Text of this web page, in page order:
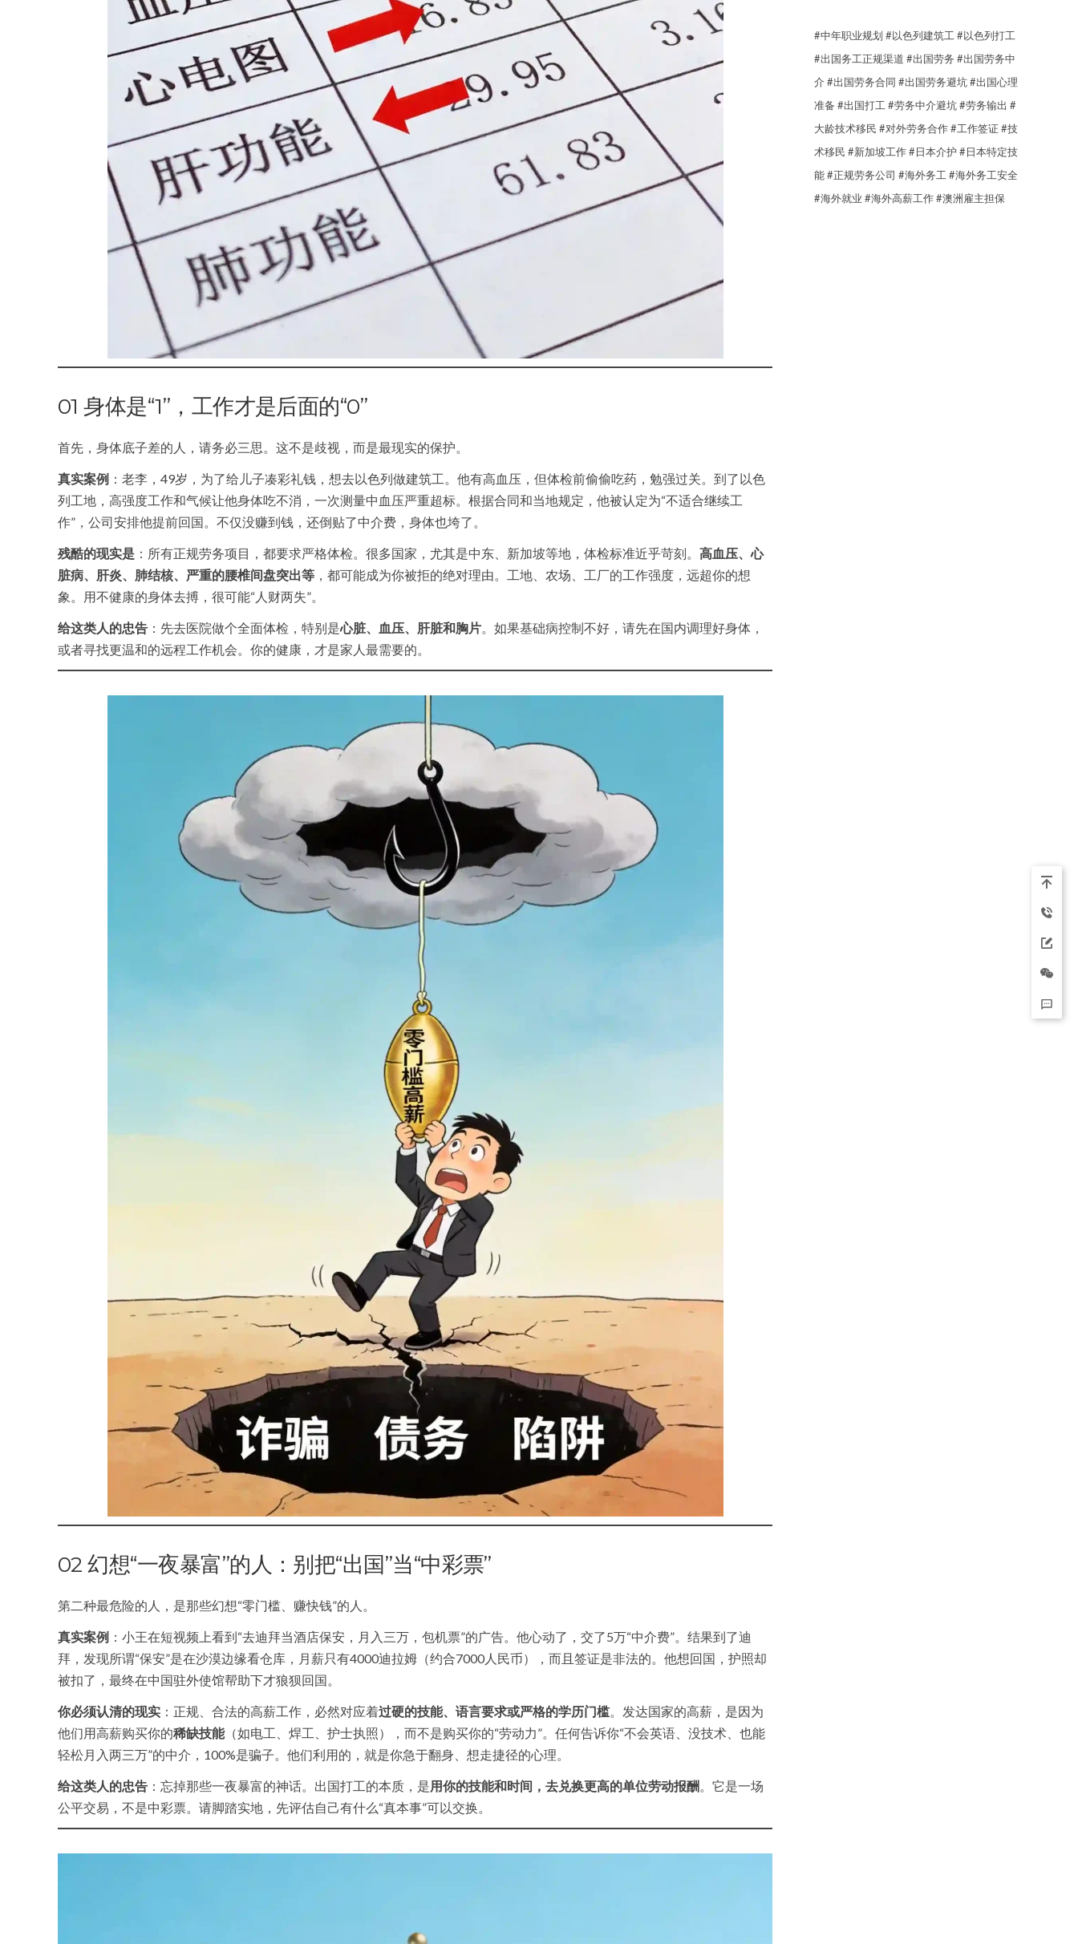
01 身体是“1”，工作才是后面的“0”
首先，身体底子差的人，请务必三思。这不是歧视，而是最现实的保护。
真实案例 ：老李，49岁，为了给儿子凑彩礼钱，想去以色列做建筑工。他有高血压，但体检前偷偷吃药，勉强过关。到了以色
列工地，高强度工作和气候让他身体吃不消，一次测量中血压严重超标。根据合同和当地规定，他被认定为“不适合继续工
作”，公司安排他提前回国。不仅没赚到钱，还倒贴了中介费，身体也垮了。
残酷的现实是 ：所有正规劳务项目，都要求严格体检。很多国家，尤其是中东、新加坡等地，体检标准近乎苛刻。 高血压、心
脏病、肝炎、肺结核、严重的腰椎间盘突出等 ，都可能成为你被拒的绝对理由。工地、农场、工厂的工作强度，远超你的想
象。用不健康的身体去搏，很可能“人财两失”。
给这类人的忠告 ：先去医院做个全面体检，特别是心脏、血压、肝脏和胸片。如果基础病控制不好，请先在国内调理好身体，
或者寻找更温和的远程工作机会。你的健康，才是家人最需要的。
02 幻想“一夜暴富”的人：别把“出国”当“中彩票”
第二种最危险的人，是那些幻想“零门槛、赚快钱”的人。
真实案例 ：小王在短视频上看到“去迪拜当酒店保安，月入三万，包机票”的广告。他心动了，交了5万“中介费”。结果到了迪
拜，发现所谓“保安”是在沙漠边缘看仓库，月薪只有4000迪拉姆（约合7000人民币），而且签证是非法的。他想回国，护照却
被扣了，最终在中国驻外使馆帮助下才狼狈回国。
你必须认清的现实 ：正规、合法的高薪工作，必然对应着过硬的技能、语言要求或严格的学历门槛。发达国家的高薪，是因为
他们用高薪购买你的稀缺技能（如电工、焊工、护士执照），而不是购买你的“劳动力”。任何告诉你“不会英语、没技术、也能
轻松月入两三万”的中介，100%是骗子。他们利用的，就是你急于翻身、想走捷径的心理。
给这类人的忠告 ：忘掉那些一夜暴富的神话。出国打工的本质，是用你的技能和时间，去兑换更高的单位劳动报酬。它是一场
公平交易，不是中彩票。请脚踏实地，先评估自己有什么“真本事”可以交换。
#中年职业规划 #以色列建筑工 #以色列打工
#出国务工正规渠道 #出国劳务 #出国劳务中
介 #出国劳务合同 #出国劳务避坑#出国心理
准备 #出国打工 #劳务中介避坑#劳务输出 #
大龄技术移民 #对外劳务合作#工作签证#技
术移民 #新加坡工作#日本介护 #日本特定技
能#正规劳务公司 #海外务工 #海外务工安全
#海外就业 #海外高薪工作#澳洲雇主担保